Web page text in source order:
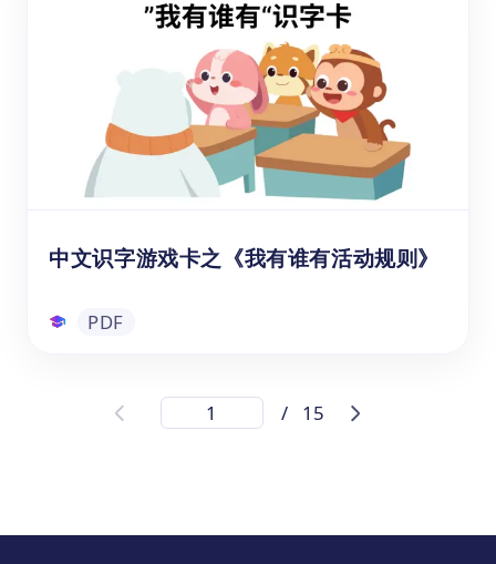
这张汉语拼音声母、韵母海报是一张专为6-11
岁海外儿童，即1-6年级学生设计的系统性中
文学习拼音总览挂图。拼音挂图作为一种直观
的教学工具，上面的声母、韵母以及整体认读
音节排列清晰，色彩鲜明，有助于孩子们快速
建立对汉语拼音的整体认知。
练习单
中文识字游戏卡之《我有谁有活动规则》
PDF
中文识字游戏卡之《我有谁有活动规则》
您是否正在寻找一种生动有趣的方式，帮助5-
文具等4大主题，并采用“我有谁有"猜测汉字
/ 15